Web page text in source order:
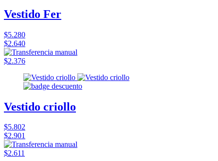
Vestido Fer
$5.280
$2.640
$2.376
Vestido criollo
$5.802
$2.901
$2.611